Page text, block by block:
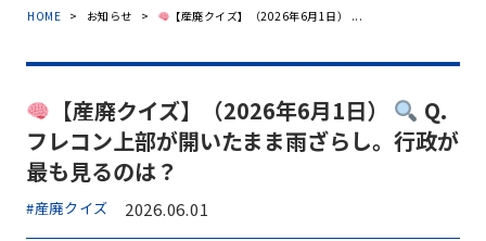
HOME > お知らせ > 【産廃クイズ】（2026年6月1日） ...
【産廃クイズ】（2026年6月1日）
Q.
フレコン上部が開いたまま雨ざらし。行政が
最も見るのは？
#産廃クイズ 2026.06.01